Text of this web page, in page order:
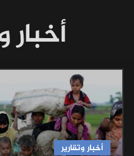
أخبار
أخبار وتقارير